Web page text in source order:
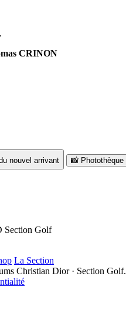
CRINON
nouvel arrivant 📸 Photothèque
La Section
Christian Dior · Section Golf.